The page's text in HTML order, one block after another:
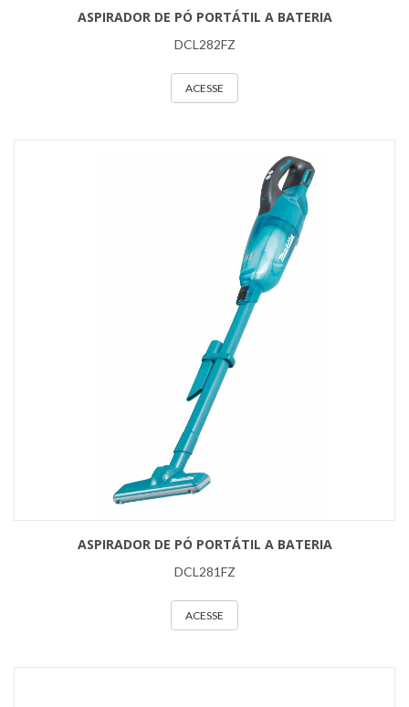
ASPIRADOR DE PÓ PORTÁTIL A BATERIA
DCL282FZ
ACESSE
ASPIRADOR DE PÓ PORTÁTIL A BATERIA
DCL281FZ
ACESSE